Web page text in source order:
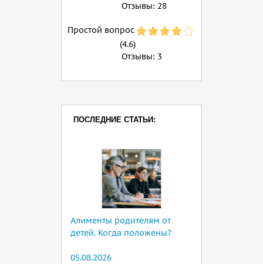
Отзывы: 28
Простой вопрос
(4.6)
Отзывы: 3
ПОСЛЕДНИЕ СТАТЬИ:
Алименты родителям от
детей. Когда положены?
05.08.2026